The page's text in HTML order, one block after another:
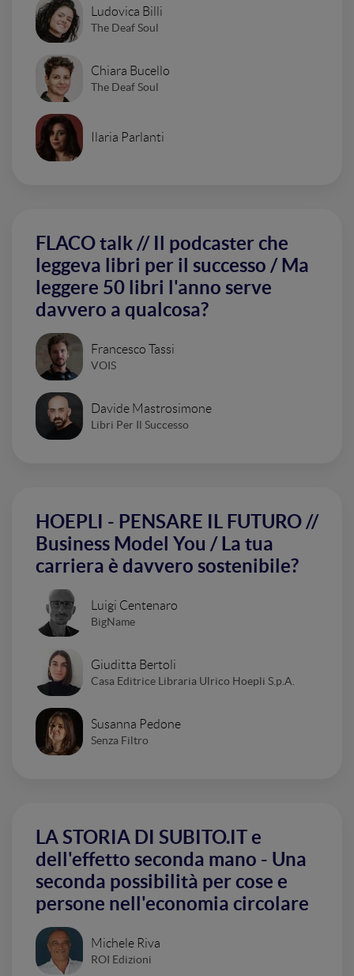
Ludovica Billi
The Deaf Soul
Chiara Bucello
The Deaf Soul
Ilaria Parlanti
FLACO talk // Il podcaster che
leggeva libri per il successo / Ma
leggere 50 libri l'anno serve
davvero a qualcosa?
Francesco Tassi
VOIS
Davide Mastrosimone
Libri Per Il Successo
HOEPLI - PENSARE IL FUTURO //
Business Model You / La tua
carriera è davvero sostenibile?
Luigi Centenaro
BigName
Giuditta Bertoli
Casa Editrice Libraria Ulrico Hoepli S.p.A.
Susanna Pedone
Senza Filtro
LA STORIA DI SUBITO.IT e
dell'effetto seconda mano - Una
seconda possibilità per cose e
persone nell'economia circolare
Michele Riva
ROI Edizioni